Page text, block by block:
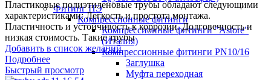
Фитинг ПЭ
Компрессионные фитинги
Компрессионные фитинги "Astore"
(Италия)
Компрессионные фитинги PN10/16
Заглушка
Муфта переходная
Пластиковые полиэтиленовые трубы обладают следующими
характеристиками: Легкость и простота монтажа.
Пластичность и устойчивость к коррозии. Долговечность и
низкая стоимость. Такие трубы
Добавить в список желаний
Подробнее
Быстрый просмотр